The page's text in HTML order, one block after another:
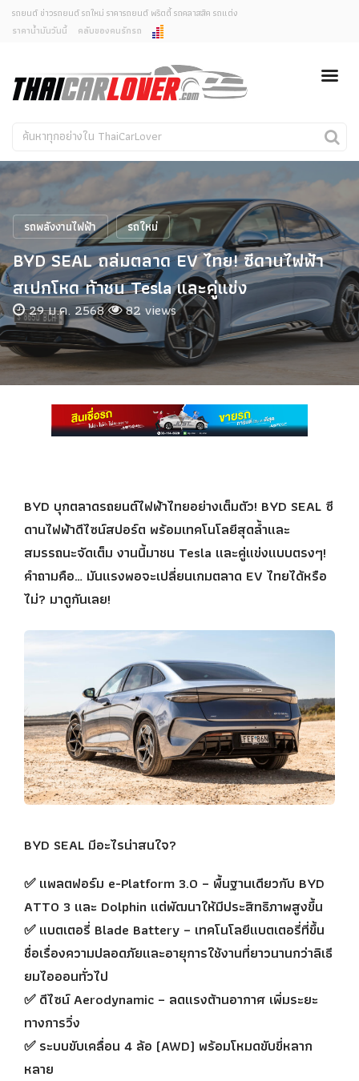
ยกเลิกการแจ้งเตือน
คุณต้องการยกเลิกการแจ้งเตือนข่าวสารเมื่อมีการอัพเดต
ใช่หรือไม่?
ไม่
รถยนต์ ข่าวรถยนต์ รถใหม่ ราคารถยนต์ พริตตี้ รถคลาสสิค รถแต่ง
ราคาน้ำมันวันนี้
คลับของคนรักรถ
รถใหม่
คนรักรถ
รถแต่ง
พริตตี้
งานแสดงรถ
Car In The Movie
สเปคราคา รถยนต์
รถพลังงานไฟฟ้า รถใหม่
BYD SEAL ถล่มตลาด EV ไทย! ซีดานไฟฟ้า
สเปกโหด ท้าชน Tesla และคู่แข่ง
29 ม.ค. 2568 82 views
BYD บุกตลาดรถยนต์ไฟฟ้าไทยอย่างเต็มตัว! BYD SEAL ซี
ดานไฟฟ้าดีไซน์สปอร์ต พร้อมเทคโนโลยีสุดล้ำและ
สมรรถนะจัดเต็ม งานนี้มาชน Tesla และคู่แข่งแบบตรงๆ!
คำถามคือ… มันแรงพอจะเปลี่ยนเกมตลาด EV ไทยได้หรือ
ไม่? มาดูกันเลย!
BYD SEAL มีอะไรน่าสนใจ?
✅ แพลตฟอร์ม e-Platform 3.0 – พื้นฐานเดียวกับ BYD
ATTO 3 และ Dolphin แต่พัฒนาให้มีประสิทธิภาพสูงขึ้น
✅ แบตเตอรี่ Blade Battery – เทคโนโลยีแบตเตอรี่ที่ขึ้น
ชื่อเรื่องความปลอดภัยและอายุการใช้งานที่ยาวนานกว่าลิเธี
ยมไอออนทั่วไป
✅ ดีไซน์ Aerodynamic – ลดแรงต้านอากาศ เพิ่มระยะ
ทางการวิ่ง
✅ ระบบขับเคลื่อน 4 ล้อ (AWD) พร้อมโหมดขับขี่หลาก
หลาย